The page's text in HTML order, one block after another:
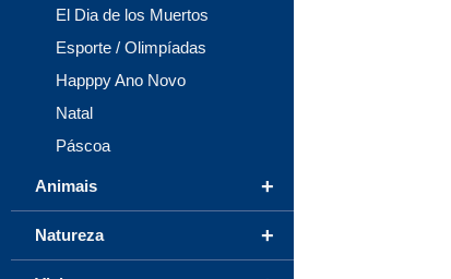
El Dia de los Muertos
Esporte / Olimpíadas
Happpy Ano Novo
Natal
Páscoa
+
Animais
+
Natureza